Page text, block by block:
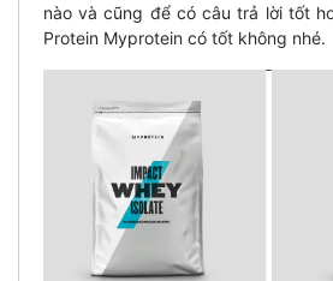
nào và cũng để có câu trả lời tốt
Protein Myprotein có tốt không nhé.